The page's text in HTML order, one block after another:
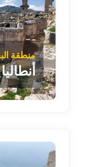
منطقة
أنطاليا